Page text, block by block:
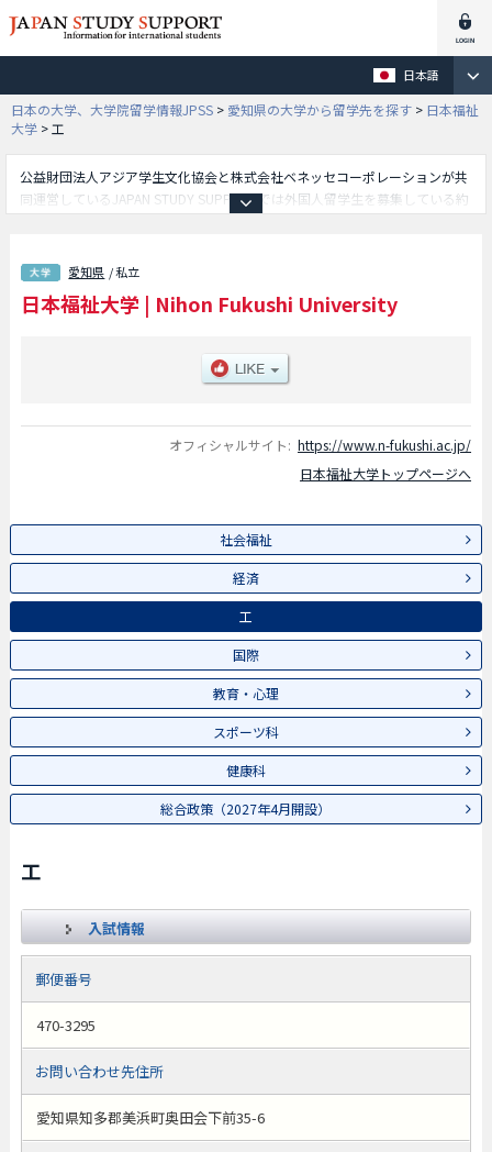
日本語
日本の大学、大学院留学情報JPSS > 愛知県の大学から留学先を探す > 日本福祉
大学 >工
公益財団法人アジア学生文化協会と株式会社ベネッセコーポレーションが共
同運営しているJAPAN STUDY SUPPORTでは外国人留学生を募集している約
経済学部や工学部や国際学部や教育・心理学部やスポーツ科学部や健康科学
部や総合政策（2027年4月開設）学部等、学部別情報や、募集定員や合格者
数など入試情報、施設案内、アクセスなど外国人留学生に必要な情報を掲載
愛知県 / 私立
日本福祉大学 | Nihon Fukushi University
オフィシャルサイト: https://www.n-fukushi.ac.jp/
日本福祉大学トップページへ
社会福祉
経済
工
国際
教育・心理
スポーツ科
健康科
総合政策（2027年4月開設）
工
入試情報
郵便番号
470-3295
お問い合わせ先住所
愛知県知多郡美浜町奥田会下前35-6